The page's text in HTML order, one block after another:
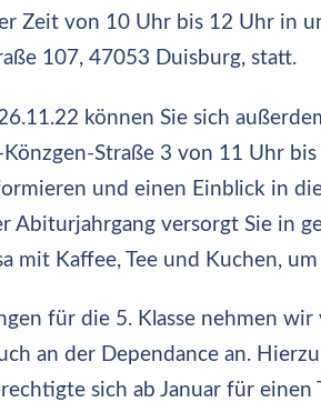
Zeit von 10 Uhr bis 12 Uhr in
107, 47053 Duisburg, statt.
können Sie sich
Straße 3 von 11 Uhr
und einen Einblick in
Abiturjahrgang versorgt Sie in
mit Kaffee, Tee und Kuchen,
für die 5. Klasse nehmen
an der Dependance an.
sich ab Januar für